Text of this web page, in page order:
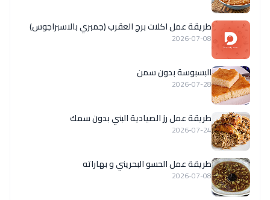
طريقة عمل اكلات برج العقرب (جمبري بالاسبراجوس)
2026-07-08
البسبوسة بدون سمن
2026-07-28
طريقة عمل رز الصيادية البني بدون سمك
2026-07-24
طريقة عمل الحسو البحريني و بهاراته
2026-07-08